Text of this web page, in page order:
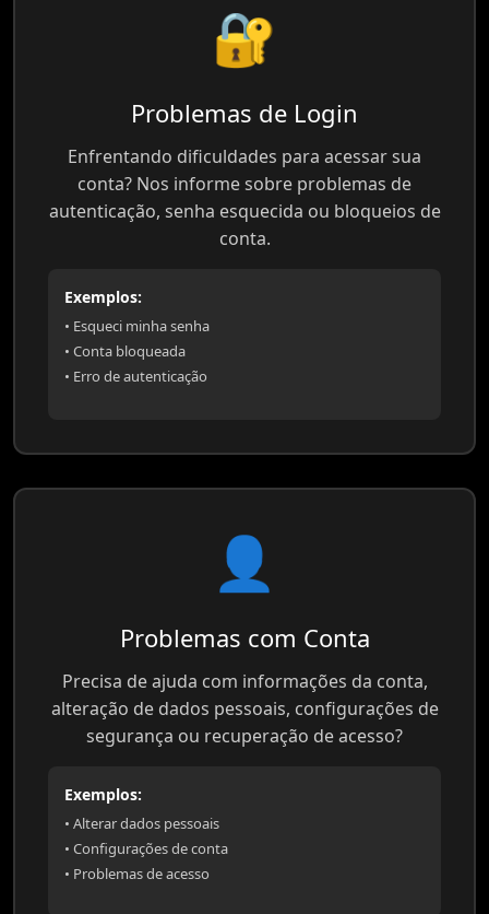
🔐
Problemas de Login
Enfrentando dificuldades para acessar sua
conta? Nos informe sobre problemas de
autenticação, senha esquecida ou bloqueios de
conta.
Exemplos:
• Esqueci minha senha
• Conta bloqueada
• Erro de autenticação
👤
Problemas com Conta
Precisa de ajuda com informações da conta,
alteração de dados pessoais, configurações de
segurança ou recuperação de acesso?
Exemplos:
• Alterar dados pessoais
• Configurações de conta
• Problemas de acesso